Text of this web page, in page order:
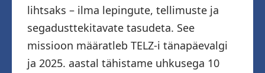
lihtsaks – ilma lepingute, tellimuste ja
segadusttekitavate tasudeta. See
missioon määratleb TELZ-i tänapäevalgi
ja 2025. aastal tähistame uhkusega 10